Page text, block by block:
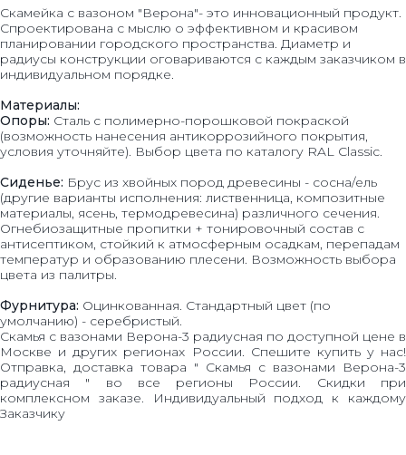
Скамейка с вазоном "Верона"- это инновационный продукт.
Спроектирована с мыслю о эффективном и красивом
планировании городского пространства. Диаметр и
радиусы конструкции оговариваются с каждым заказчиком в
индивидуальном порядке.
Материалы:
Опоры: Сталь с полимерно-порошковой покраской
(возможность нанесения антикоррозийного покрытия,
условия уточняйте). Выбор цвета по каталогу RAL Classic.
Сиденье: Брус из хвойных пород древесины - сосна/ель
(другие варианты исполнения: лиственница, композитные
материалы, ясень, термодревесина) различного сечения.
Огнебиозащитные пропитки + тонировочный состав с
антисептиком, стойкий к атмосферным осадкам, перепадам
температур и образованию плесени. Возможность выбора
цвета из палитры.
Фурнитура: Оцинкованная. Стандартный цвет (по
умолчанию) - серебристый.
Скамья с вазонами Верона-3 радиусная по доступной цене в
Москве и других регионах России. Спешите купить у нас!
Отправка, доставка товара " Скамья с вазонами Верона-3
радиусная " во все регионы России. Скидки при
комплексном заказе. Индивидуальный подход к каждому
Заказчику